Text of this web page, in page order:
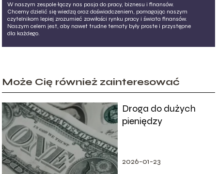
W naszym zespole łączy nas pasja do pracy, biznesu i finansów.
Chcemy dzielić się wiedzą oraz doświadczeniem, pomagając naszym
czytelnikom lepiej zrozumieć zawiłości rynku pracy i świata finansów.
Naszym celem jest, aby nawet trudne tematy były proste i przystępne
dla każdego.
Może Cię również zainteresować
Droga do dużych
pieniędzy
2026-01-23